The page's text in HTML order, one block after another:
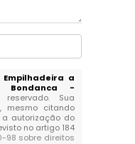
a
Bondanca -
Sua
mesmo citando
autorização do
no artigo 184
98 sobre direitos